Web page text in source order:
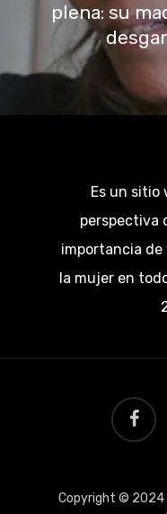
plena: su
Es un sitio
perspectiva
importancia de
la mujer en
facebook
Copyright © 2024